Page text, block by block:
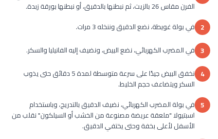
الفرن مقاس 26 بالزيت، ثم نبطنها بالدقيق، أو نبطنها بورقة زبدة.
2 في بولة غويطة، نضع الدقيق وننخله 3 مرات.
3 في المضرب الكهربائي، نضع البيض، ونضيف إليه الفانيليا والسكر.
4
نخفق البيض جيدًا على سرعة متوسطة لمدة 5 دقائق حتى يذوب
السكر ويتضاعف حجم الخليط.
5 في بولة المضرب الكهربائي، نضيف الدقيق بالتدريج، وباستخدام
اسبتيولا "ملعقة عريضة مصنوعة من الخشب أو السيلكون" نقلب من
الأسفل لأعلى بخفة وحتى يختفي الدقيق.